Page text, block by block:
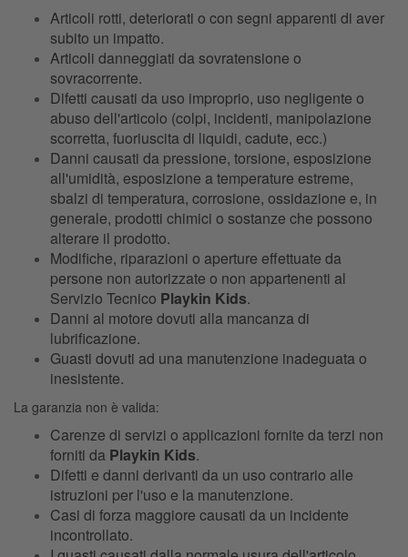
Articoli rotti, deteriorati o con segni apparenti di aver
subito un impatto.
Articoli danneggiati da sovratensione o
sovracorrente.
Difetti causati da uso improprio, uso negligente o
abuso dell'articolo (colpi, incidenti, manipolazione
scorretta, fuoriuscita di liquidi, cadute, ecc.)
Danni causati da pressione, torsione, esposizione
all'umidità, esposizione a temperature estreme,
sbalzi di temperatura, corrosione, ossidazione e, in
generale, prodotti chimici o sostanze che possono
alterare il prodotto.
Modifiche, riparazioni o aperture effettuate da
persone non autorizzate o non appartenenti al
Servizio Tecnico Playkin Kids.
Danni al motore dovuti alla mancanza di
lubrificazione.
Guasti dovuti ad una manutenzione inadeguata o
inesistente.
La garanzia non è valida:
Carenze di servizi o applicazioni fornite da terzi non
forniti da Playkin Kids.
Difetti e danni derivanti da un uso contrario alle
istruzioni per l'uso e la manutenzione.
Casi di forza maggiore causati da un incidente
incontrollato.